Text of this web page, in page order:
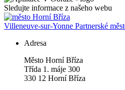
Sledujte informace z našeho webu
Villeneuve-sur-Yonne Partnerské
Adresa
Město Horní Bříza
Třída 1. máje 300
330 12 Horní Bříza